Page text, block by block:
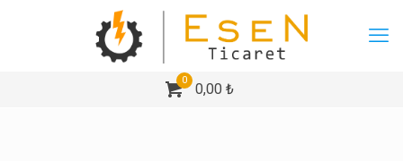
0
0,00 ₺